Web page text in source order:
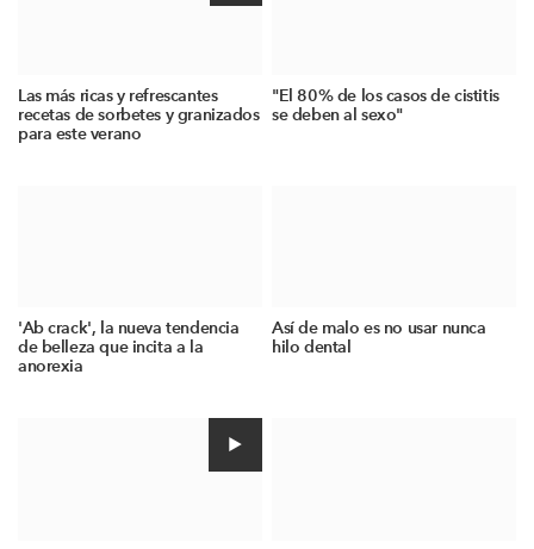
Las más ricas y refrescantes
recetas de sorbetes y granizados
para este verano
"El 80% de los casos de cistitis
se deben al sexo"
'Ab crack', la nueva tendencia
de belleza que incita a la
anorexia
Así de malo es no usar nunca
hilo dental